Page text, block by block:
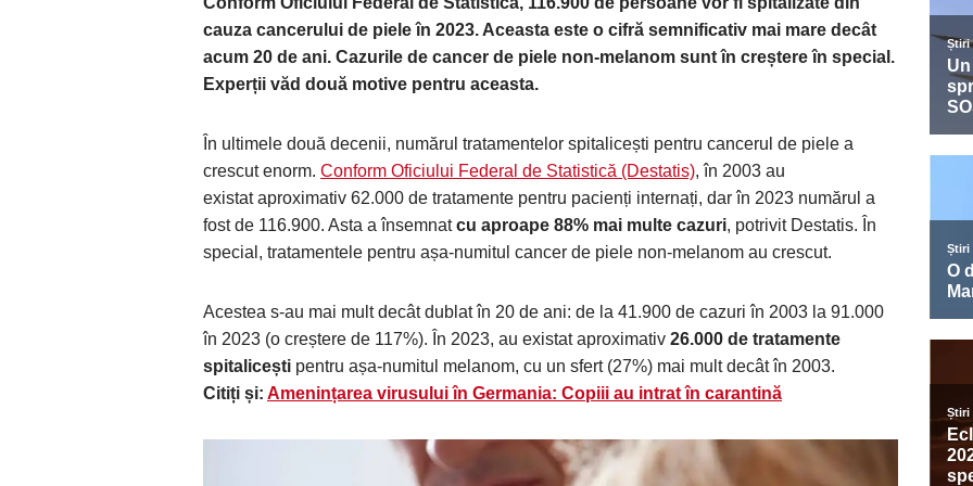
cauza cancerului de piele în 2023. Aceasta este o cifră semnificativ mai mare decât
acum 20 de ani. Cazurile de cancer de piele non-melanom sunt în creștere în special.
Experții văd două motive pentru aceasta.
În ultimele două decenii, numărul tratamentelor spitalicești pentru cancerul de piele a
crescut enorm. Conform Oficiului Federal de Statistică (Destatis), în 2003 au
existat aproximativ 62.000 de tratamente pentru pacienți internați, dar în 2023 numărul a
fost de 116.900. Asta a însemnatcu aproape 88% mai multe cazuri, potrivit Destatis. În
special, tratamentele pentru așa-numitul cancer de piele non-melanom au crescut.
Acestea s-au mai mult decât dublat în 20 de ani: de la 41.900 de cazuri în 2003 la 91.000
în 2023 (o creștere de 117%). În 2023, au existat aproximativ 26.000 de tratamente
spitalicești pentru așa-numitul melanom, cu un sfert (27%) mai mult decât în ​​2003.
Citiți și: Amenințarea virusului în Germania: Copiii au intrat în carantină